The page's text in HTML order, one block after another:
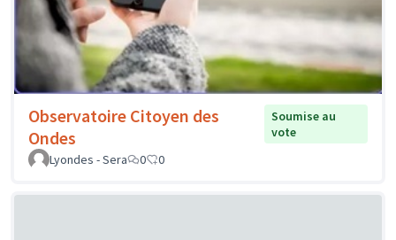
Observatoire Citoyen des
Ondes
Soumise au
vote
Lyondes - Sera
0 0